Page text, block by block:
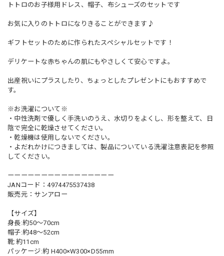
トトロのお子様用ドレス、帽子、布シューズのセットです
お気に入りのトトロになりきることができます♪
ギフトセットのために作られたスペシャルセットです！
デリケートな赤ちゃんの肌にもやさしくて安心ですよ。
出産祝いにプラスしたり、ちょっとしたプレゼントにもおすすめで
す。
※お洗濯について※
・中性洗剤で優しく手洗いのうえ、水切りをよくし、形を整えて、日
陰で完全に乾燥させてください。
・乾燥機は使用しないでください。
・よだれかけにつきましては、製品についている洗濯注意表記を参照
してください。
ーーーーーーーーーーーーーーーー
JANコード：4974475537438
販売元：サンアロー
【サイズ】
身長:約50～70cm
帽子:約48～52cm
靴:約11cm
パッケージ:約 H400×W300×D55mm